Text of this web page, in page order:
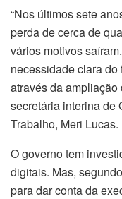
“Nos últimos sete
perda de cerca de
vários motivos
necessidade clara
através da ampliação
secretária interina de
Trabalho, Meri Lucas.
O governo tem
digitais. Mas,
para dar conta da